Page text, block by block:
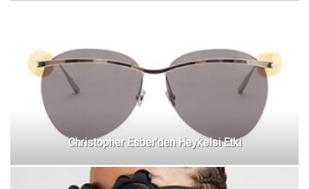
Christopher Esber’den Heykelsi Etki